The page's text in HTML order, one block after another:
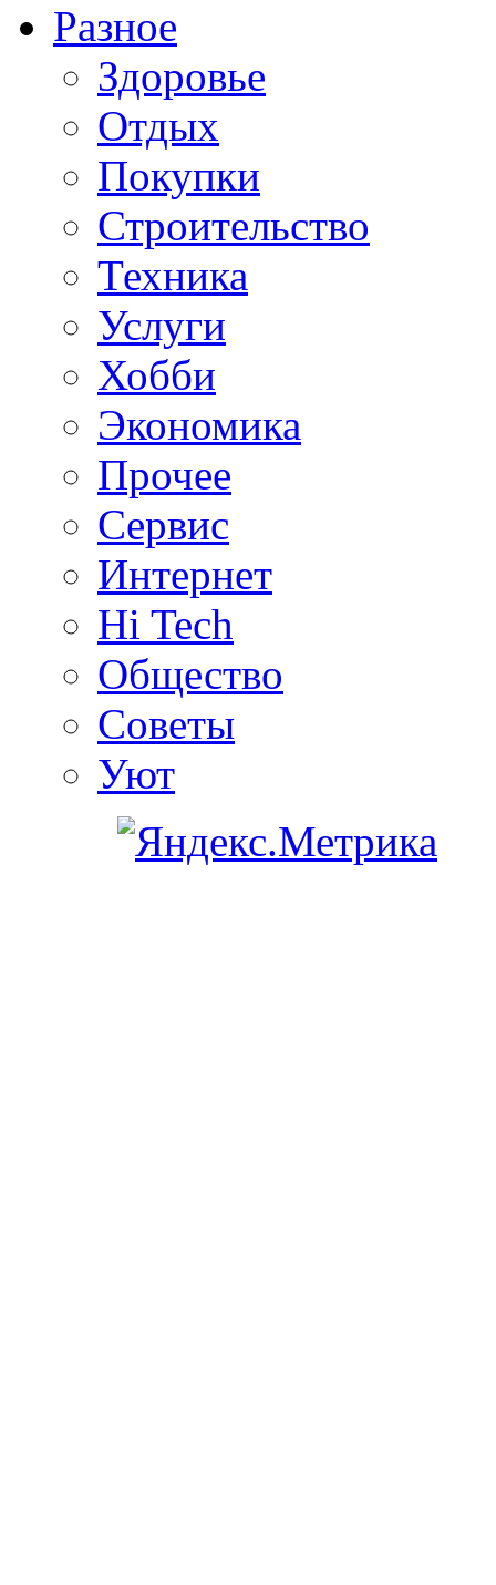
Разное
Здоровье
Отдых
Покупки
Строительство
Техника
Услуги
Хобби
Экономика
Прочее
Сервис
Интернет
Hi Tech
Общество
Советы
Уют